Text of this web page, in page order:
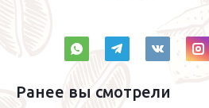
Ранее вы смотрели